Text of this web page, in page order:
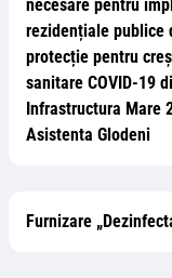
necesare pentru
rezidențiale publice
protecție pentru
sanitare COVID-19
Infrastructura Mare
Asistenta Glodeni
Furnizare